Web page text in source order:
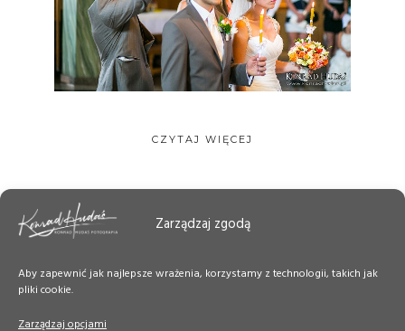
Zarządzaj zgodą
Aby zapewnić jak najlepsze wrażenia, korzystamy z technologii, takich jak
pliki cookie.
Zarządzaj opcjami
CZYTAJ WIĘCEJ